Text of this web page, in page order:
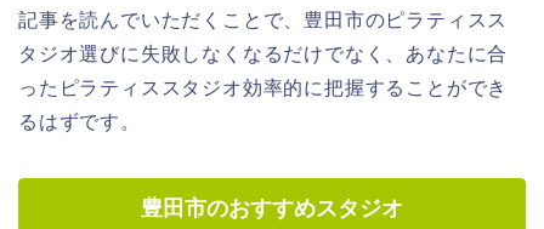
記事を読んでいただくことで、豊田市のピラティスス
タジオ選びに失敗しなくなるだけでなく、あなたに合
ったピラティススタジオ効率的に把握することができ
るはずです。
豊田市のおすすめスタジオ